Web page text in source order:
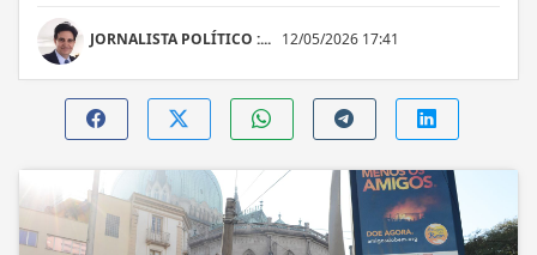
JORNALISTA POLÍTICO :... 12/05/2026 17:41